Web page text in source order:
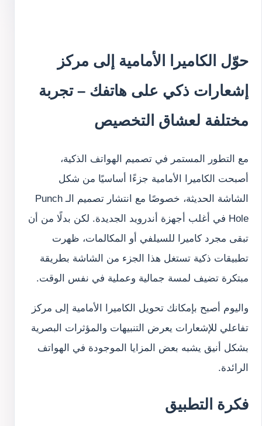
حوّل الكاميرا الأمامية إلى مركز
إشعارات ذكي على هاتفك – تجربة
مختلفة لعشاق التخصيص
مع التطور المستمر في تصميم الهواتف الذكية،
أصبحت الكاميرا الأمامية جزءًا أساسيًا من شكل
الشاشة الحديثة، خصوصًا مع انتشار تصميم الـ Punch
Hole في أغلب أجهزة أندرويد الجديدة. لكن بدلًا من أن
تبقى مجرد كاميرا للسيلفي أو المكالمات، ظهرت
تطبيقات ذكية تستغل هذا الجزء من الشاشة بطريقة
مبتكرة تضيف لمسة جمالية وعملية في نفس الوقت.
واليوم أصبح بإمكانك تحويل الكاميرا الأمامية إلى مركز
تفاعلي للإشعارات يعرض التنبيهات والمؤثرات البصرية
بشكل أنيق يشبه بعض المزايا الموجودة في الهواتف
الرائدة.
فكرة التطبيق